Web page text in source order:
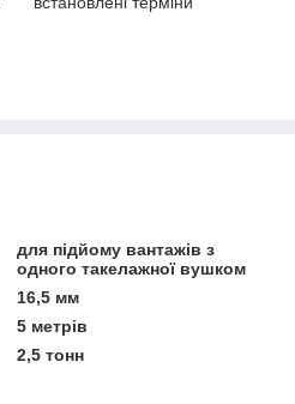
для підйому вантажів з
одного такелажної вушком
16,5 мм
5 метрів
2,5 тонн